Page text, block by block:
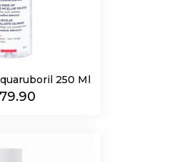
250 Ml